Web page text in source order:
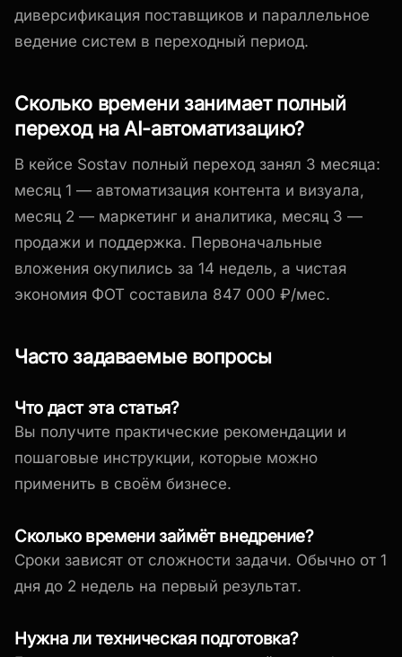
диверсификация поставщиков и параллельное
ведение систем в переходный период.
Сколько времени занимает полный
переход на AI-автоматизацию?
В кейсе Sostav полный переход занял 3 месяца:
месяц 1 — автоматизация контента и визуала,
месяц 2 — маркетинг и аналитика, месяц 3 —
продажи и поддержка. Первоначальные
вложения окупились за 14 недель, а чистая
экономия ФОТ составила 847 000 ₽/мес.
Часто задаваемые вопросы
Что даст эта статья?
Вы получите практические рекомендации и
пошаговые инструкции, которые можно
применить в своём бизнесе.
Сколько времени займёт внедрение?
Сроки зависят от сложности задачи. Обычно от 1
дня до 2 недель на первый результат.
Нужна ли техническая подготовка?